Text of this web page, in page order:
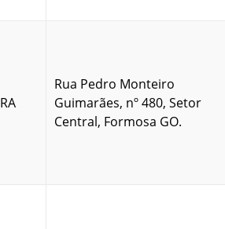
Rua Pedro Monteiro
Guimarães, nº 480, Setor
Central, Formosa GO.